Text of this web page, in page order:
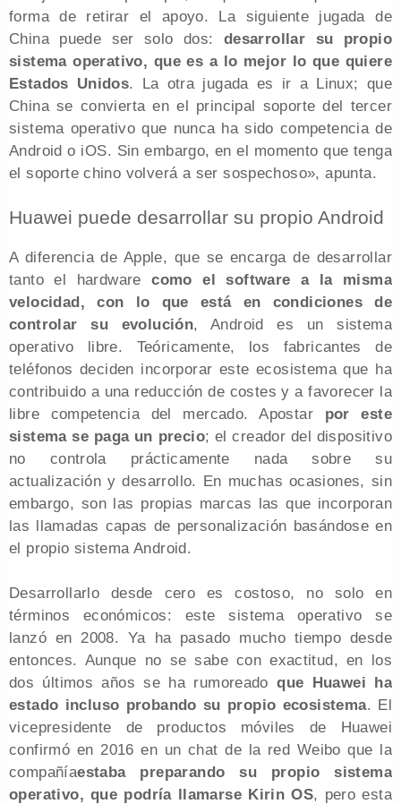
forma de retirar el apoyo. La siguiente jugada de
China puede ser solo dos: desarrollar su propio
sistema operativo, que es a lo mejor lo que quiere
Estados Unidos. La otra jugada es ir a Linux; que
China se convierta en el principal soporte del tercer
sistema operativo que nunca ha sido competencia de
Android o iOS. Sin embargo, en el momento que tenga
el soporte chino volverá a ser sospechoso», apunta.
Huawei puede desarrollar su propio Android
A diferencia de Apple, que se encarga de desarrollar
tanto el hardwarecomo el software a la misma
velocidad, con lo que está en condiciones de
controlar su evolución, Android es un sistema
operativo libre. Teóricamente, los fabricantes de
teléfonos deciden incorporar este ecosistema que ha
contribuido a una reducción de costes y a favorecer la
libre competencia del mercado. Apostar por este
sistema se paga un precio; el creador del dispositivo
no controla prácticamente nada sobre su
actualización y desarrollo. En muchas ocasiones, sin
embargo, son las propias marcas las que incorporan
las llamadas capas de personalización basándose en
el propio sistema Android.
Desarrollarlo desde cero es costoso, no solo en
términos económicos: este sistema operativo se
lanzó en 2008. Ya ha pasado mucho tiempo desde
entonces. Aunque no se sabe con exactitud, en los
dos últimos años se ha rumoreadoque Huawei ha
estado incluso probando su propio ecosistema. El
vicepresidente de productos móviles de Huawei
confirmó en 2016 en un chat de la red Weibo que la
compañíaestaba preparando su propio sistema
operativo, que podría llamarse Kirin OS, pero esta